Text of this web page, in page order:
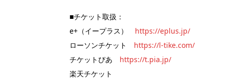
■チケット取扱：
e+（イープラス） https://eplus.jp/
ローソンチケット https://l-tike.com/
チケットぴあ https://t.pia.jp/
楽天チケット